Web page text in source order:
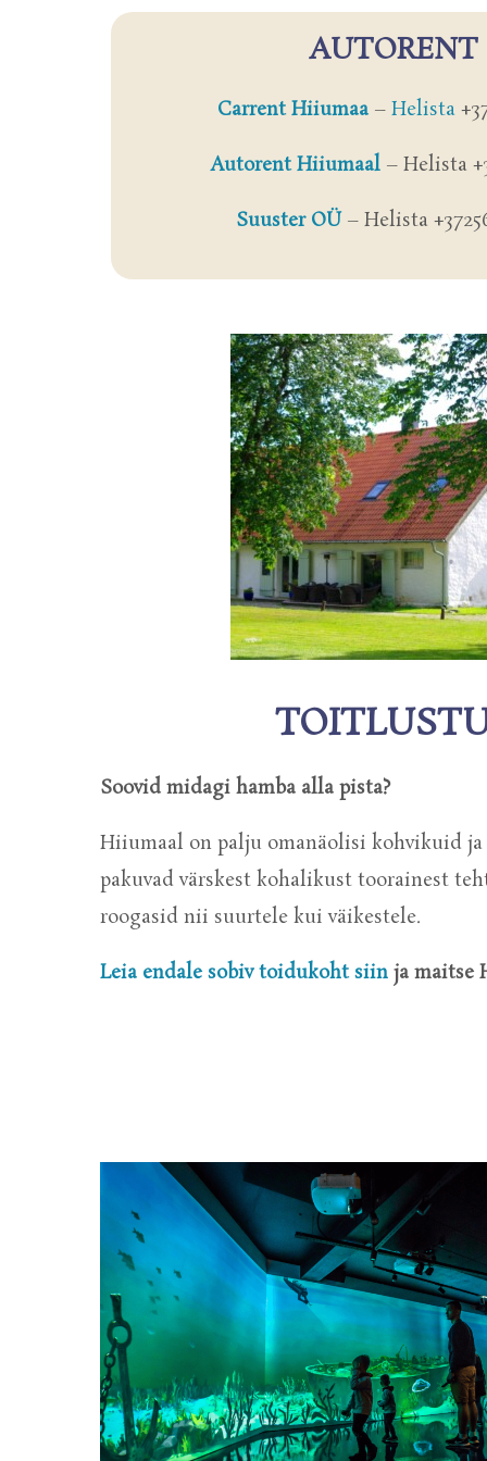
AUTORENT
Carrent Hiiumaa – Helista
Autorent Hiiumaal– Helista
Suuster OÜ– Helista
Soovid midagi hamba alla pista?
Hiiumaal on palju omanäolisi kohvikuid ja
pakuvad värskest kohalikust toorainest
roogasid nii suurtele kui väikestele.
Leia endale sobiv toidukoht siin ja maitse